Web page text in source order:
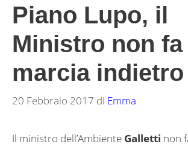
Piano Lupo, il
Ministro non fa
marcia indietro
20 Febbraio 2017 di Emma
Il ministro dell’Ambiente Galletti non